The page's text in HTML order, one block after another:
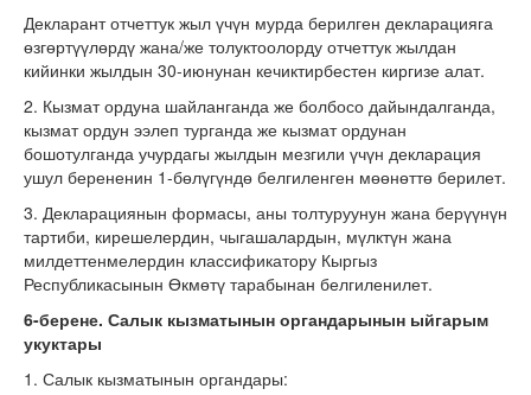
Декларант отчеттук жыл үчүн мурда берилген декларацияга
өзгөртүүлөрдү жана/же толуктоолорду отчеттук жылдан
кийинки жылдын 30-июнунан кечиктирбестен киргизе алат.
2. Кызмат ордуна шайланганда же болбосо дайындалганда,
кызмат ордун ээлеп турганда же кызмат ордунан
бошотулганда учурдагы жылдын мезгили үчүн декларация
ушул берененин 1-бөлүгүндө белгиленген мөөнөттө берилет.
3. Декларациянын формасы, аны толтуруунун жана берүүнүн
тартиби, кирешелердин, чыгашалардын, мүлктүн жана
милдеттенмелердин классификатору Кыргыз
Республикасынын Өкмөтү тарабынан белгиленилет.
6-берене. Салык кызматынын органдарынын ыйгарым
укуктары
1. Салык кызматынын органдары: